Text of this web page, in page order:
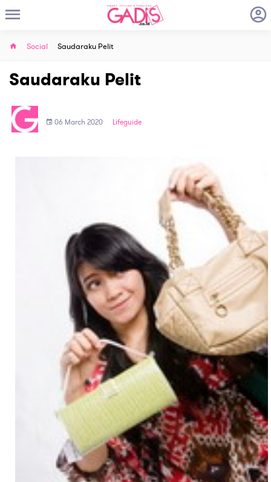
Social Saudaraku Pelit
Saudaraku Pelit
06 March 2020 Lifeguide